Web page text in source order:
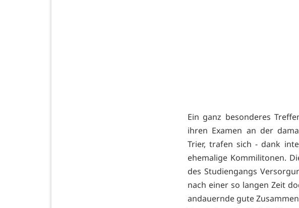
Ein ganz besonderes
ihren Examen an der
Trier, trafen sich - dank
ehemalige Kommilitonen.
des Studiengangs
nach einer so langen Zeit
andauernde gute